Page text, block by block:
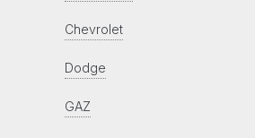
Chevrolet
Dodge
GAZ